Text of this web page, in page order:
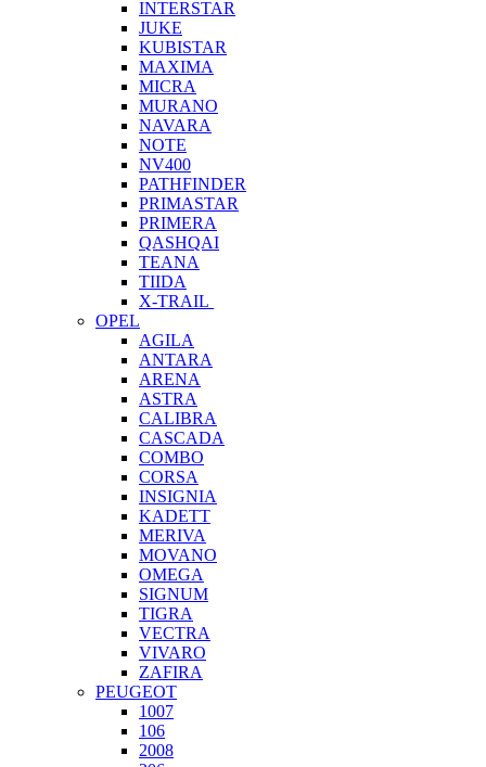
INTERSTAR
JUKE
KUBISTAR
MAXIMA
MICRA
MURANO
NAVARA
NOTE
NV400
PATHFINDER
PRIMASTAR
PRIMERA
QASHQAI
TEANA
TIIDA
X-TRAIL
OPEL
AGILA
ANTARA
ARENA
ASTRA
CALIBRA
CASCADA
COMBO
CORSA
INSIGNIA
KADETT
MERIVA
MOVANO
OMEGA
SIGNUM
TIGRA
VECTRA
VIVARO
ZAFIRA
PEUGEOT
1007
106
2008